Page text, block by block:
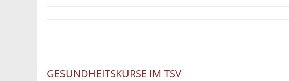
GESUNDHEITSKURSE IM TSV